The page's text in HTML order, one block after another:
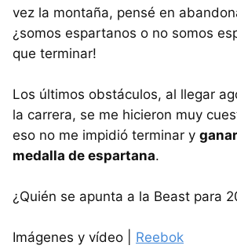
vez la montaña, pensé en
¿somos espartanos o no somos
que terminar!
Los últimos obstáculos, al llegar
la carrera, se me hicieron muy
eso no me impidió terminar y
medalla de espartana.
¿Quién se apunta a la Beast para
Imágenes y vídeo | Reebok